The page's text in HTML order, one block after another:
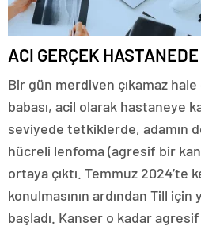
ACI GERÇEK
Bir gün merdiven çıkamaz
babası, acil olarak hastaneye
seviyede tetkiklerde, adamın
hücreli lenfoma (agresif bir
ortaya çıktı. Temmuz 2024’te
konulmasının ardından Till
başladı. Kanser o kadar